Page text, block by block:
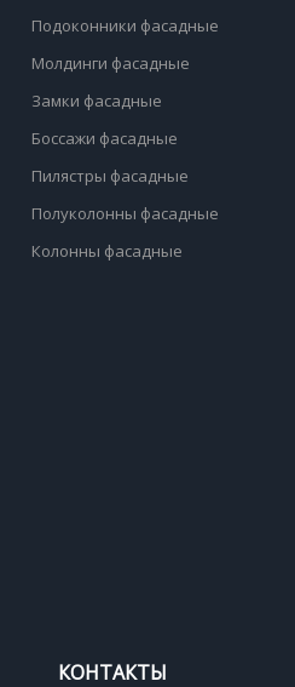
Подоконники фасадные
Молдинги фасадные
Замки фасадные
Боссажи фасадные
Пилястры фасадные
Полуколонны фасадные
Колонны фасадные
КОНТАКТЫ